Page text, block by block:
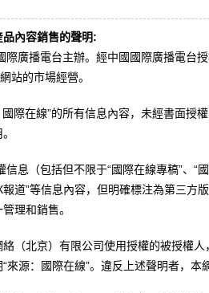
內容銷售的聲明:
際廣播電台主辦。經中國國際廣播電台
站的市場經營。
際在線”的所有信息內容，未經書面授
信息（包括但不限于“國際在線專稿”、“
報道”等信息內容，但明確標注為第三方
理和銷售。
（北京）有限公司使用授權的被授權
來源：國際在線”。違反上述聲明者，本